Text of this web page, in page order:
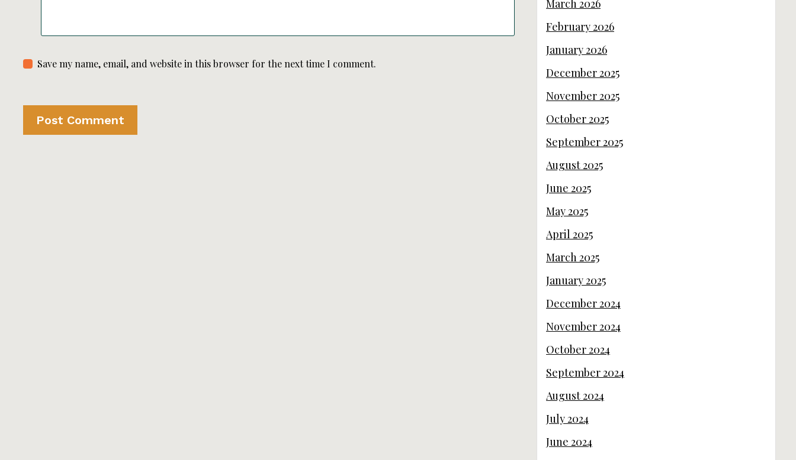
Save my name, email, and website in this browser for the next time I comment.
March 2026
February 2026
January 2026
December 2025
November 2025
October 2025
September 2025
August 2025
June 2025
May 2025
April 2025
March 2025
January 2025
December 2024
November 2024
October 2024
September 2024
August 2024
July 2024
June 2024